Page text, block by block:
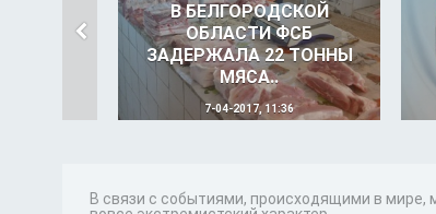
В БЕЛГОРОДСКОЙ
ОБЛАСТИ ФСБ
ЗАДЕРЖАЛА 22 ТОННЫ
МЯСА..
7-04-2017, 11:36
В связи с событиями, происходящими в мире,